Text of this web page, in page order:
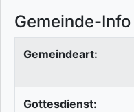
Gemeinde-Info
Gemeindeart:
Gottesdienst: